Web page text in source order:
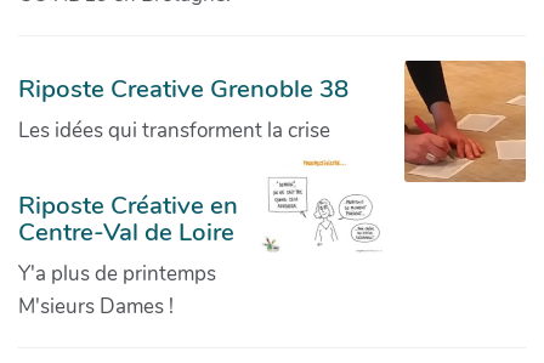
Riposte Creative Grenoble 38
Les idées qui transforment la crise
Riposte Créative en
Centre-Val de Loire
Y'a plus de printemps
M'sieurs Dames !